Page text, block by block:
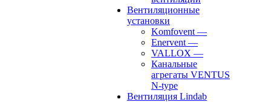
Вентиляционные
установки
Komfovent —
Enervent —
VALLOX —
Канальные
агрегаты VENTUS
N-type
Вентиляция Lindab